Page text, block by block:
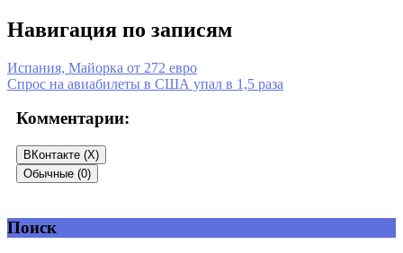
Навигация по записям
Испания, Майорка от 272 евро
Спрос на авиабилеты в США упал в 1,5 раза
Комментарии:
ВКонтакте (X)
Обычные (0)
Добавить комментарий
Поиск